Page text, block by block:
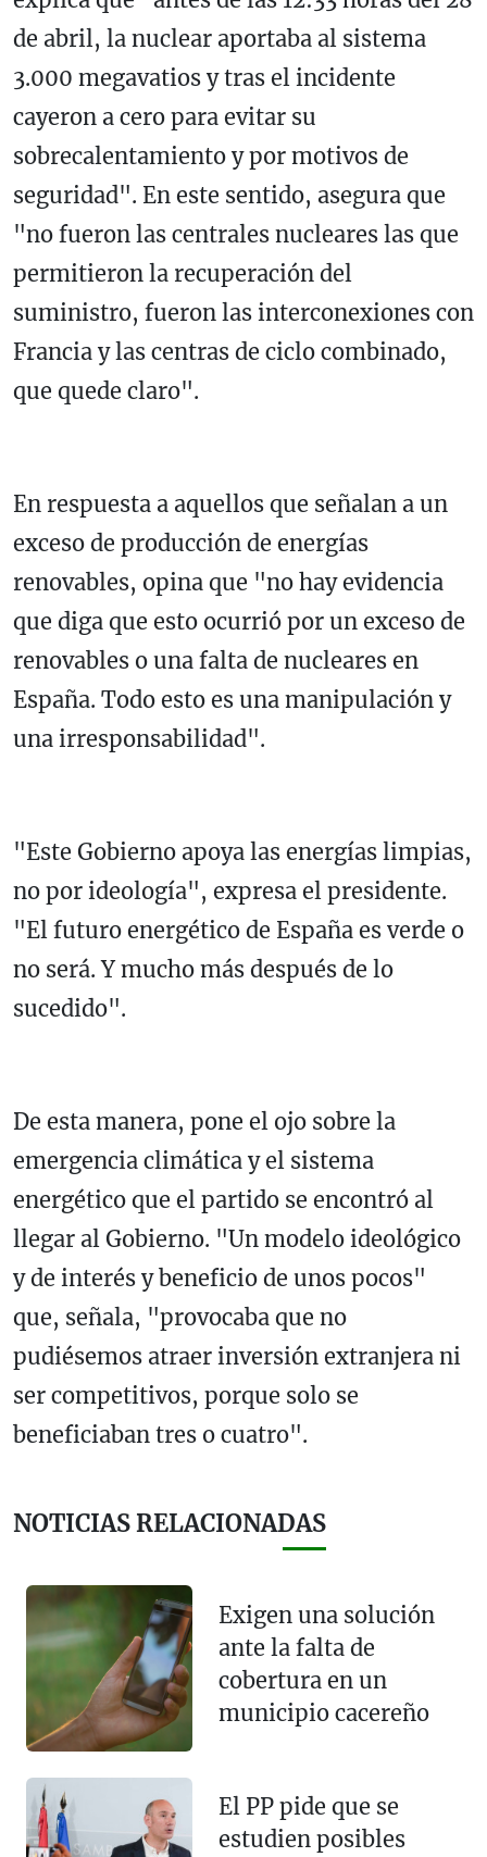
de abril, la nuclear aportaba al sistema
3.000 megavatios y tras el incidente
cayeron a cero para evitar su
sobrecalentamiento y por motivos de
seguridad". En este sentido, asegura que
"no fueron las centrales nucleares las que
permitieron la recuperación del
suministro, fueron las interconexiones con
Francia y las centras de ciclo combinado,
que quede claro".
En respuesta a aquellos que señalan a un
exceso de producción de energías
renovables, opina que "no hay evidencia
que diga que esto ocurrió por un exceso de
renovables o una falta de nucleares en
España. Todo esto es una manipulación y
una irresponsabilidad".
"Este Gobierno apoya las energías limpias,
no por ideología", expresa el presidente.
"El futuro energético de España es verde o
no será. Y mucho más después de lo
sucedido".
De esta manera, pone el ojo sobre la
emergencia climática y el sistema
energético que el partido se encontró al
llegar al Gobierno. "Un modelo ideológico
y de interés y beneficio de unos pocos"
que, señala, "provocaba que no
pudiésemos atraer inversión extranjera ni
ser competitivos, porque solo se
beneficiaban tres o cuatro".
NOTICIAS RELACIONADAS
Exigen una solución
ante la falta de
cobertura en un
municipio cacereño
El PP pide que se
estudien posibles